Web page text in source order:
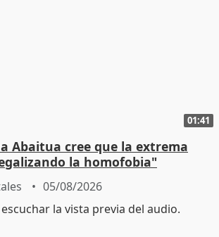
01:41
Abaitua cree que la extrema
la homofobia"
05/08/2026